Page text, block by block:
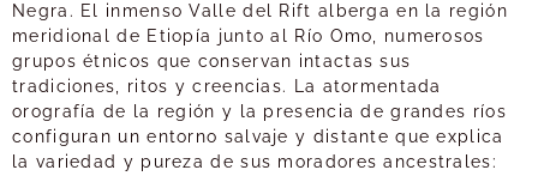
Negra. El inmenso Valle del Rift alberga en la región
meridional de Etiopía junto al Río Omo, numerosos
grupos étnicos que conservan intactas sus
tradiciones, ritos y creencias. La atormentada
orografía de la región y la presencia de grandes ríos
configuran un entorno salvaje y distante que explica
la variedad y pureza de sus moradores ancestrales: